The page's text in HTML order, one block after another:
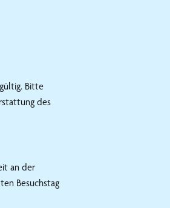
Bitte
des
an der
Besuchstag